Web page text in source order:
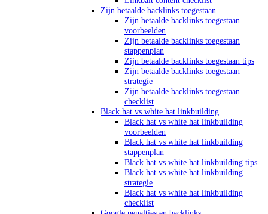
Zijn betaalde backlinks toegestaan
Zijn betaalde backlinks toegestaan
voorbeelden
Zijn betaalde backlinks toegestaan
stappenplan
Zijn betaalde backlinks toegestaan tips
Zijn betaalde backlinks toegestaan
strategie
Zijn betaalde backlinks toegestaan
checklist
Black hat vs white hat linkbuilding
Black hat vs white hat linkbuilding
voorbeelden
Black hat vs white hat linkbuilding
stappenplan
Black hat vs white hat linkbuilding tips
Black hat vs white hat linkbuilding
strategie
Black hat vs white hat linkbuilding
checklist